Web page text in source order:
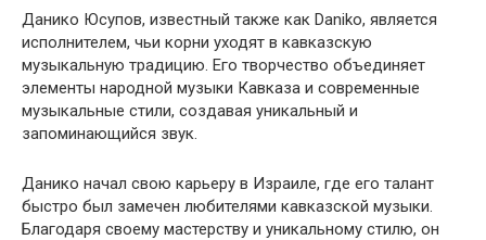
Данико Юсупов, известный также как Daniko, является
исполнителем, чьи корни уходят в кавказскую
музыкальную традицию. Его творчество объединяет
элементы народной музыки Кавказа и современные
музыкальные стили, создавая уникальный и
запоминающийся звук.
Данико начал свою карьеру в Израиле, где его талант
быстро был замечен любителями кавказской музыки.
Благодаря своему мастерству и уникальному стилю, он